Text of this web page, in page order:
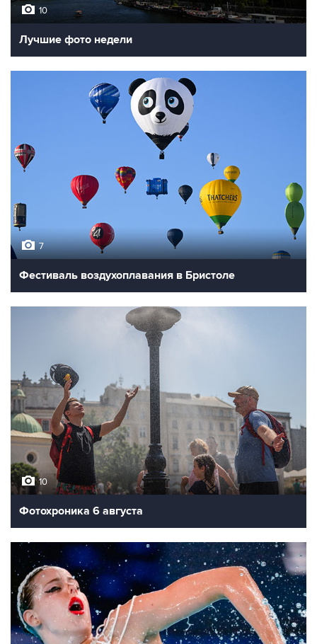
10
Лучшие фото недели
7
Фестиваль воздухоплавания в Бристоле
10
Фотохроника 6 августа